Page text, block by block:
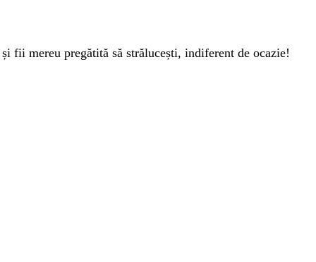
fii mereu pregătită să strălucești, indiferent de ocazie!